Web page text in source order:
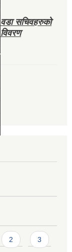
वडा सचिवहरुको
विवरण
2 3